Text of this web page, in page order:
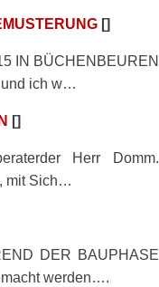
[]
IN BÜCHENBEUREN
und ich w…
[]
Herr Domm.
mit Sich…
DER BAUPHASE
werden….